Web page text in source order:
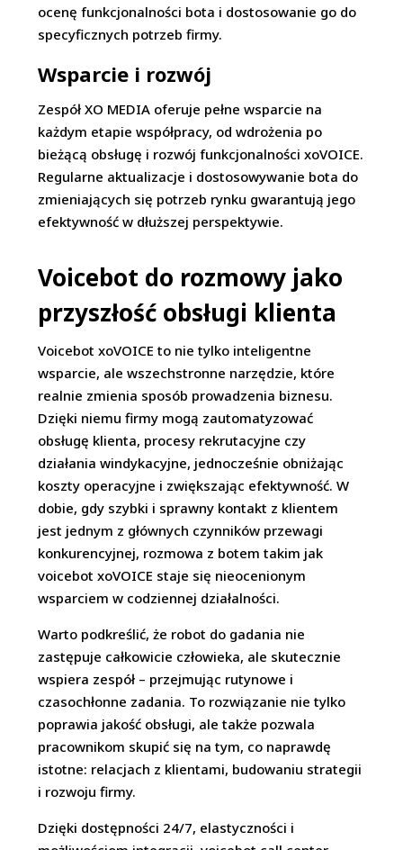
ocenę funkcjonalności bota i dostosowanie go do
specyficznych potrzeb firmy.
Wsparcie i rozwój
Zespół XO MEDIA oferuje pełne wsparcie na
każdym etapie współpracy, od wdrożenia po
bieżącą obsługę i rozwój funkcjonalności xoVOICE.
Regularne aktualizacje i dostosowywanie bota do
zmieniających się potrzeb rynku gwarantują jego
efektywność w dłuższej perspektywie.
Voicebot do rozmowy jako
przyszłość obsługi klienta
Voicebot xoVOICE to nie tylko inteligentne
wsparcie, ale wszechstronne narzędzie, które
realnie zmienia sposób prowadzenia biznesu.
Dzięki niemu firmy mogą zautomatyzować
obsługę klienta, procesy rekrutacyjne czy
działania windykacyjne, jednocześnie obniżając
koszty operacyjne i zwiększając efektywność. W
dobie, gdy szybki i sprawny kontakt z klientem
jest jednym z głównych czynników przewagi
konkurencyjnej, rozmowa z botem takim jak
voicebot xoVOICE staje się nieocenionym
wsparciem w codziennej działalności.
Warto podkreślić, że robot do gadania nie
zastępuje całkowicie człowieka, ale skutecznie
wspiera zespół – przejmując rutynowe i
czasochłonne zadania. To rozwiązanie nie tylko
poprawia jakość obsługi, ale także pozwala
pracownikom skupić się na tym, co naprawdę
istotne: relacjach z klientami, budowaniu strategii
i rozwoju firmy.
Dzięki dostępności 24/7, elastyczności i